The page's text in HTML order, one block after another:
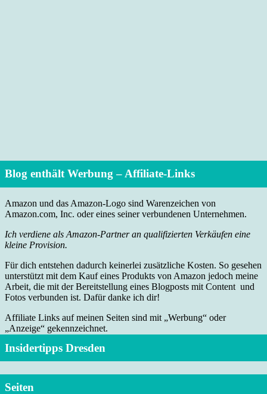
Blog enthält Werbung – Affiliate-Links
Amazon und das Amazon-Logo sind Warenzeichen von
Amazon.com, Inc. oder eines seiner verbundenen Unternehmen.
Ich verdiene als Amazon-Partner an qualifizierten Verkäufen eine
kleine Provision.
Für dich entstehen dadurch keinerlei zusätzliche Kosten. So gesehen
unterstützt mit dem Kauf eines Produkts von Amazon jedoch meine
Arbeit, die mit der Bereitstellung eines Blogposts mit Content und
Fotos verbunden ist. Dafür danke ich dir!
Affiliate Links auf meinen Seiten sind mit „Werbung“ oder
„Anzeige“ gekennzeichnet.
Insidertipps Dresden
Seiten